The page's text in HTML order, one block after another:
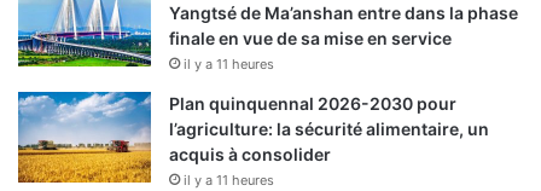
Yangtsé de Ma’anshan entre dans la phase
finale en vue de sa mise en service
il y a 11 heures
Plan quinquennal 2026-2030 pour
l’agriculture: la sécurité alimentaire, un
acquis à consolider
il y a 11 heures